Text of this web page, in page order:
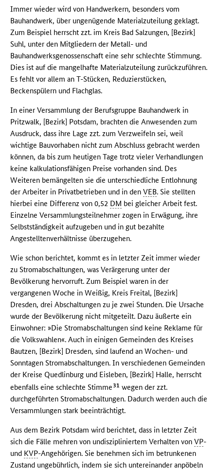
Immer wieder wird von Handwerkern, besonders vom
Bauhandwerk, über ungenügende Materialzuteilung geklagt.
Zum Beispiel herrscht zzt. im Kreis Bad Salzungen, [Bezirk]
Suhl, unter den Mitgliedern der Metall- und
Bauhandwerksgenossenschaft eine sehr schlechte Stimmung.
Dies ist auf die mangelhafte Materialzuteilung zurückzuführen.
Es fehlt vor allem an T-Stücken, Reduzierstücken,
Beckenspülern und Flachglas.
In einer Versammlung der Berufsgruppe Bauhandwerk in
Pritzwalk, [Bezirk] Potsdam, brachten die Anwesenden zum
Ausdruck, dass ihre Lage zzt. zum Verzweifeln sei, weil
wichtige Bauvorhaben nicht zum Abschluss gebracht werden
können, da bis zum heutigen Tage trotz vieler Verhandlungen
keine kalkulationsfähigen Preise vorhanden sind. Des
Weiteren bemängelten sie die unterschiedliche Entlohnung
der Arbeiter in Privatbetrieben und in denVEB. Sie stellten
hierbei eine Differenz von 0,52 DM bei gleicher Arbeit fest.
Einzelne Versammlungsteilnehmer zogen in Erwägung, ihre
Selbstständigkeit aufzugeben und in gut bezahlte
Angestelltenverhältnisse überzugehen.
Wie schon berichtet, kommt es in letzter Zeit immer wieder
zu Stromabschaltungen, was Verärgerung unter der
Bevölkerung hervorruft. Zum Beispiel waren in der
vergangenen Woche in Weißig, Kreis Freital, [Bezirk]
Dresden, drei Abschaltungen zu je zwei Stunden. Die Ursache
wurde der Bevölkerung nicht mitgeteilt. Dazu äußerte ein
Einwohner: »Die Stromabschaltungen sind keine Reklame für
die Volkswahlen«. Auch in einigen Gemeinden des Kreises
Bautzen, [Bezirk] Dresden, sind laufend an Wochen- und
Sonntagen Stromabschaltungen. In verschiedenen Gemeinden
der Kreise Quedlinburg und Eisleben, [Bezirk] Halle, herrscht
ebenfalls eine schlechte Stimme 31 wegen der zzt.
durchgeführten Stromabschaltungen. Dadurch werden auch die
Versammlungen stark beeinträchtigt.
Aus dem Bezirk Potsdam wird berichtet, dass in letzter Zeit
sich die Fälle mehren von undiszipliniertem Verhalten vonVP-
und KVP-Angehörigen. Sie benehmen sich im betrunkenen
Zustand ungebührlich, indem sie sich untereinander anpöbeln